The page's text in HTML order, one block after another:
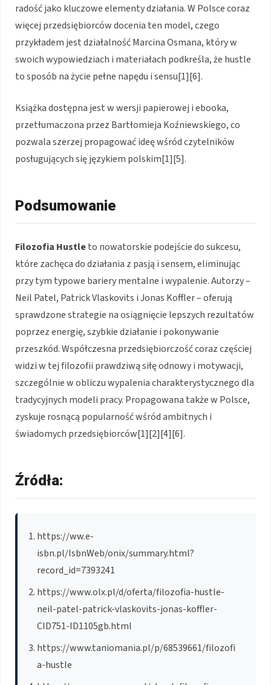
radość jako kluczowe elementy działania. W Polsce coraz
więcej przedsiębiorców docenia ten model, czego
przykładem jest działalność Marcina Osmana, który w
swoich wypowiedziach i materiałach podkreśla, że hustle
to sposób na życie pełne napędu i sensu[1][6].
Książka dostępna jest w wersji papierowej i ebooka,
przetłumaczona przez Bartłomieja Koźniewskiego, co
pozwala szerzej propagować ideę wśród czytelników
posługujących się językiem polskim[1][5].
Podsumowanie
Filozofia Hustleto nowatorskie podejście do sukcesu,
które zachęca do działania z pasją i sensem, eliminując
przy tym typowe bariery mentalne i wypalenie. Autorzy –
Neil Patel, Patrick Vlaskovits i Jonas Koffler – oferują
sprawdzone strategie na osiągnięcie lepszych rezultatów
poprzez energię, szybkie działanie i pokonywanie
przeszkód. Współczesna przedsiębiorczość coraz częściej
widzi w tej filozofii prawdziwą siłę odnowy i motywacji,
szczególnie w obliczu wypalenia charakterystycznego dla
tradycyjnych modeli pracy. Propagowana także w Polsce,
zyskuje rosnącą popularność wśród ambitnych i
świadomych przedsiębiorców[1][2][4][6].
Źródła:
https://ww.e-
isbn.pl/IsbnWeb/onix/summary.html?
record_id=7393241
https://www.olx.pl/d/oferta/filozofia-hustle-
neil-patel-patrick-vlaskovits-jonas-koffler-
CID751-ID1105gb.html
https://www.taniomania.pl/p/68539661/filozofi
a-hustle